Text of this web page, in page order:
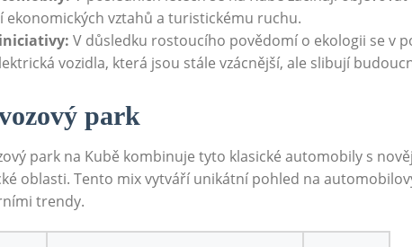
ekonomických vztahů a ‍turistickému ruchu.
V důsledku​ rostoucího povědomí o ​ekologii​ se ⁢v
vozidla, která jsou stále vzácnější, ale slibují
park
park​ na Kubě kombinuje tyto klasické automobily⁤ s⁤
oblasti. Tento‍ mix vytváří unikátní pohled na
trendy.